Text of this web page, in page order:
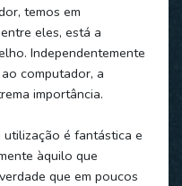
temos em
eles, está a
Independentemente
computador, a
importância.
utilização é fantástica e
àquilo que
que em poucos